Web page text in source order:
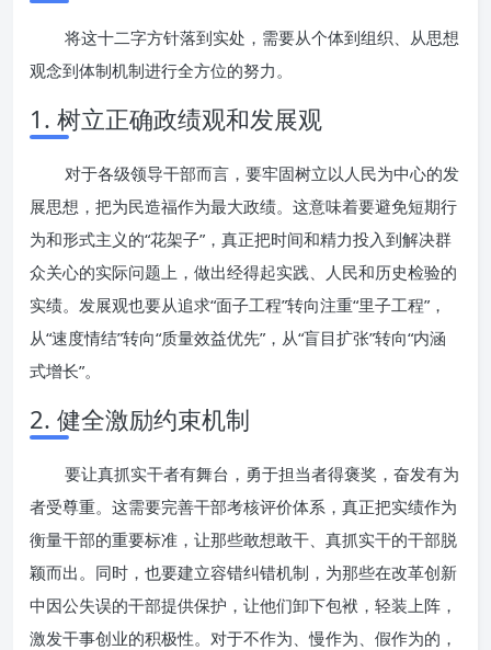
将这十二字方针落到实处，需要从个体到组织、从思想
观念到体制机制进行全方位的努力。
1. 树立正确政绩观和发展观
对于各级领导干部而言，要牢固树立以人民为中心的发
展思想，把为民造福作为最大政绩。这意味着要避免短期行
为和形式主义的“花架子”，真正把时间和精力投入到解决群
众关心的实际问题上，做出经得起实践、人民和历史检验的
实绩。发展观也要从追求“面子工程”转向注重“里子工程”，
从“速度情结”转向“质量效益优先”，从“盲目扩张”转向“内涵
式增长”。
2. 健全激励约束机制
要让真抓实干者有舞台，勇于担当者得褒奖，奋发有为
者受尊重。这需要完善干部考核评价体系，真正把实绩作为
衡量干部的重要标准，让那些敢想敢干、真抓实干的干部脱
颖而出。同时，也要建立容错纠错机制，为那些在改革创新
中因公失误的干部提供保护，让他们卸下包袱，轻装上阵，
激发干事创业的积极性。对于不作为、慢作为、假作为的，